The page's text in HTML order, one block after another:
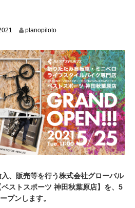
7
,
2
0
2
1
planopiloto
、販売等を行う株式会社グローバル
ストスポーツ 神田秋葉原店】を、5
プンします。